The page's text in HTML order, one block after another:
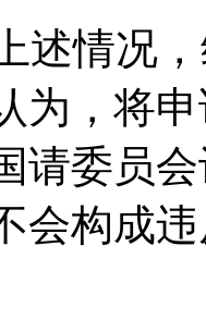
述情况
为，将
请委员
会构成